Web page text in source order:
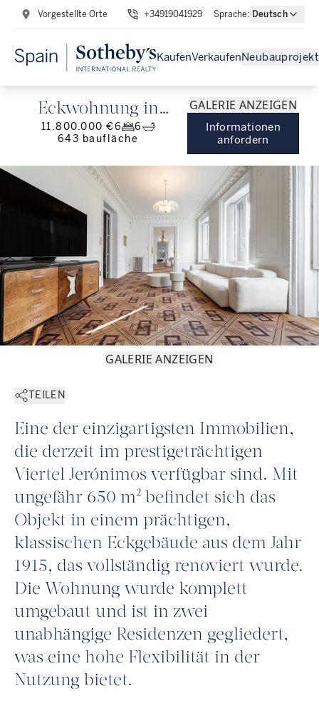
Vorgestellte Orte +34919041929 Sprache: Deutsch
KaufenVerkaufen
Eckwohnung in
Jerónimos mit 13
11.800.000 €6
6
643 baufläche
GALERIE ANZEIGEN
Informationen
anfordern
GALERIE ANZEIGEN
TEILEN
Eine der einzigartigsten Immobilien,
die derzeit im prestigeträchtigen
Viertel Jerónimos verfügbar sind. Mit
ungefähr 650 m² befindet sich das
Objekt in einem prächtigen,
klassischen Eckgebäude aus dem Jahr
1915, das vollständig renoviert wurde.
Die Wohnung wurde komplett
umgebaut und ist in zwei
unabhängige Residenzen gegliedert,
was eine hohe Flexibilität in der
Nutzung bietet.